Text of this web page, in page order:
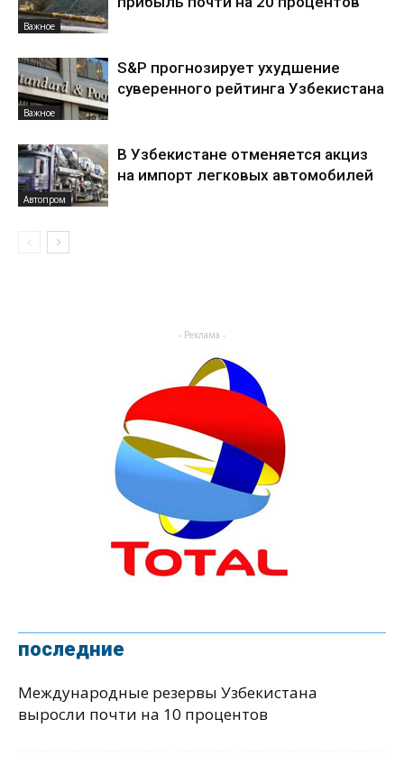
Важное
Важное
S&P прогнозирует ухудшение
суверенного рейтинга Узбекистана
Автопром
В Узбекистане отменяется акциз
на импорт легковых автомобилей
- Реклама -
последние
Международные резервы Узбекистана
выросли почти на 10 процентов